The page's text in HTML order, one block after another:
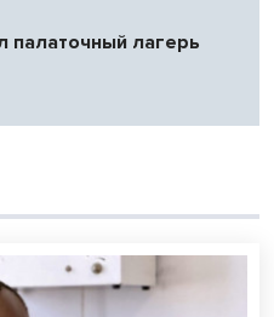
палаточный лагерь